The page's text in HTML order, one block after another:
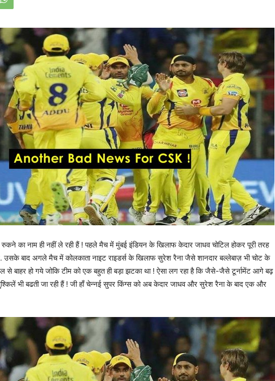
का नाम ही नहीं ले रही हैं ! पहले मैच में मुंबई इंडियन के खिलाफ केदार जाधव चोटिल होकर पूरी तरह
उसके बाद अगले मैच में कोलकाता नाइट राइडर्स के खिलाफ सुरेश रैना जैसे शानदार बल्लेबाज़ भी चोट के
से बाहर हो गये जोकि टीम को एक बहुत ही बड़ा झटका था ! ऐसा लग रहा है कि जैसे-जैसे टूर्नामेंट आगे बढ़
भी बढती जा रही हैं ! जी हाँ चेन्नई सुपर किंग्स को अब केदार जाधव और सुरेश रैना के बाद एक और